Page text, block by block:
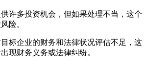
许多投资机会，但如果处理不当，这个
险。
标企业的财务和法律状况评估不足，这
现财务义务或法律纠纷。